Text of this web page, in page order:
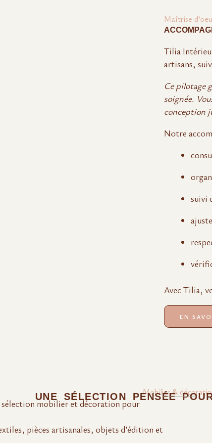
Maîtrise
Tilia
artisans,
Ce pilotage
soignée.
conception
Notre
suivi
Avec Tilia,
EN
Mobilier &
UNE SÉLECTION PENSÉE
sélection mobilier et décoration pour
pièces artisanales, objets d’édition et